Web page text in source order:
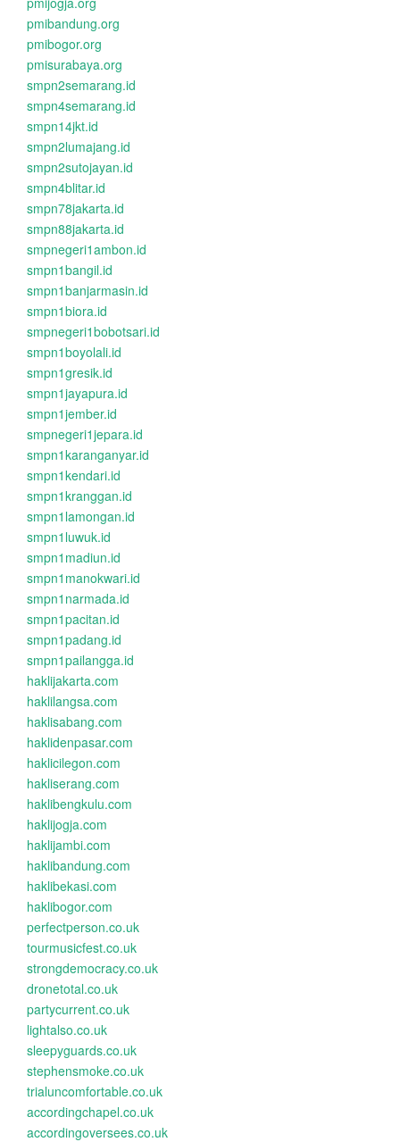
pmibandung.org
pmibogor.org
pmisurabaya.org
smpn2semarang.id
smpn4semarang.id
smpn14jkt.id
smpn2lumajang.id
smpn2sutojayan.id
smpn4blitar.id
smpn78jakarta.id
smpn88jakarta.id
smpnegeri1ambon.id
smpn1bangil.id
smpn1banjarmasin.id
smpn1biora.id
smpnegeri1bobotsari.id
smpn1boyolali.id
smpn1gresik.id
smpn1jayapura.id
smpn1jember.id
smpnegeri1jepara.id
smpn1karanganyar.id
smpn1kendari.id
smpn1kranggan.id
smpn1lamongan.id
smpn1luwuk.id
smpn1madiun.id
smpn1manokwari.id
smpn1narmada.id
smpn1pacitan.id
smpn1padang.id
smpn1pailangga.id
haklijakarta.com
haklilangsa.com
haklisabang.com
haklidenpasar.com
haklicilegon.com
hakliserang.com
haklibengkulu.com
haklijogja.com
haklijambi.com
haklibandung.com
haklibekasi.com
haklibogor.com
perfectperson.co.uk
tourmusicfest.co.uk
strongdemocracy.co.uk
dronetotal.co.uk
partycurrent.co.uk
lightalso.co.uk
sleepyguards.co.uk
stephensmoke.co.uk
trialuncomfortable.co.uk
accordingchapel.co.uk
accordingoversees.co.uk